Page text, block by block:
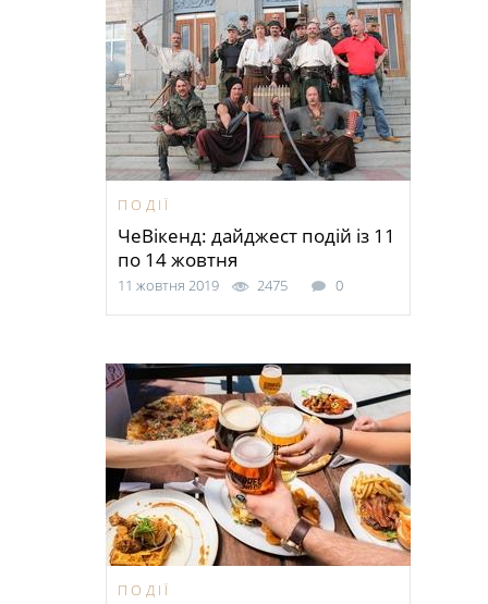
ПОДІЇ
ЧеВікенд: дайджест подій із 11
по 14 жовтня
11 жовтня 2019 2475 0
ПОДІЇ